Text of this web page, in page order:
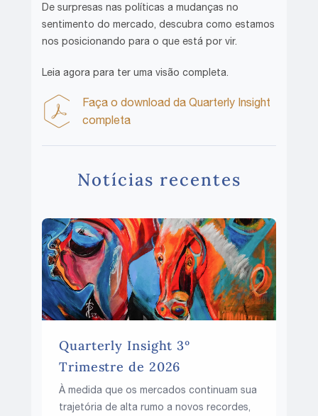
De surpresas nas políticas a mudanças no
sentimento do mercado, descubra como estamos
nos posicionando para o que está por vir.
Leia agora para ter uma visão completa.
Faça o download da Quarterly Insight
completa
Notícias recentes
Quarterly Insight 3º
Trimestre de 2026
À medida que os mercados continuam sua
trajetória de alta rumo a novos recordes,